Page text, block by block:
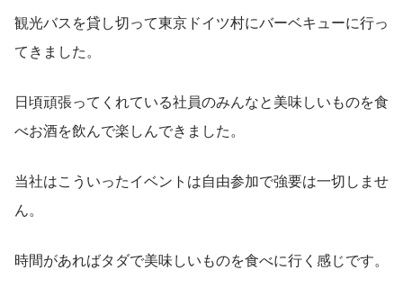
観光バスを貸し切って東京ドイツ村にバーベキューに行っ
てきました。
日頃頑張ってくれている社員のみんなと美味しいものを食
べお酒を飲んで楽しんできました。
当社はこういったイベントは自由参加で強要は一切しませ
ん。
時間があればタダで美味しいものを食べに行く感じです。